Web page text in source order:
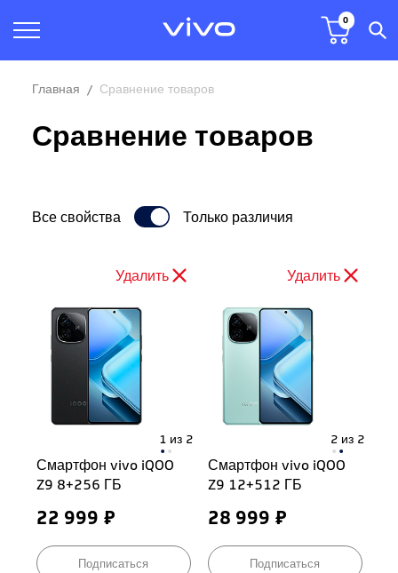
0
Главная Сравнение товаров
Сравнение товаров
Все свойства Только различия
Удалить
Смартфон vivo iQOO
Z9 8+256 ГБ
22 999 ₽
Подписаться
Удалить
Смартфон vivo iQOO
Z9 12+512 ГБ
28 999 ₽
Подписаться
1 из 2
Удалить
Смартфон vivo iQOO
Z9 8+256 ГБ
22 999 ₽
Подписаться
Удалить
Смартфон vivo iQOO
Z9 12+512 ГБ
28 999 ₽
Подписаться
2 из 2